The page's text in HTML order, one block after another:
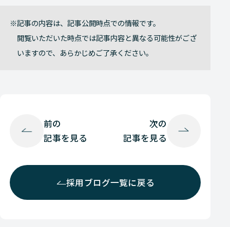
記事の内容は、記事公開時点での情報です。
閲覧いただいた時点では記事内容と異なる可能性がござ
いますので、あらかじめご了承ください。
前の
記事を見る
採用ブログ一覧に戻る
次の
記事を見る